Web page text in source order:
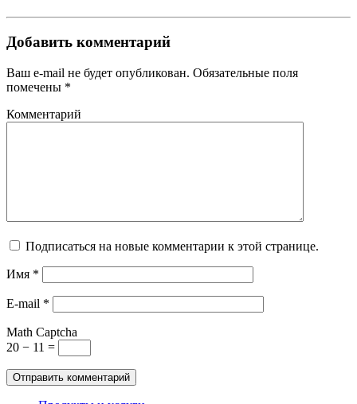
Добавить комментарий
Ваш e-mail не будет опубликован. Обязательные поля
помечены *
Комментарий
Подписаться на новые комментарии к этой странице.
Имя *
E-mail *
Math Captcha
20 − 11 =